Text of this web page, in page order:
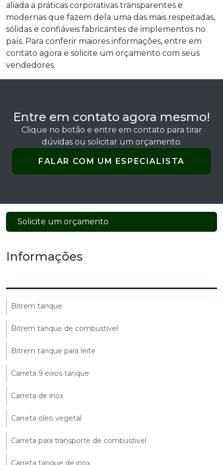
aliada a práticas corporativas transparentes e
modernas que fazem dela uma das mais respeitadas,
sólidas e confiáveis fabricantes de implementos no
país. Para conferir maiores informações, entre em
contato agora e solicite um orçamento com seus
vendedores.
Entre em contato agora mesmo!
Clique no botão e entre em contato para tirar
dúvidas ou solicitar um orçamento.
FALAR COM UM ESPECIALISTA
Solicite um orçamento
Informações
Bitrem tanque
Bitrem tanque de combustivel
Bitrem tanque para leite
Carreta 9 eixos tanque
Carreta de inox
Carreta oleo vegetal
Carreta para transporte de combustivel
Carreta tanque de inox